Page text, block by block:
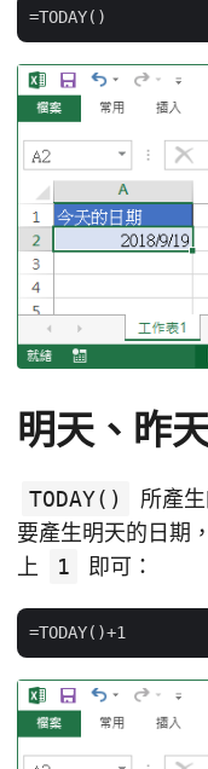
明天、昨
TODAY()
所產
要產生明天的日期
上
1 即可：